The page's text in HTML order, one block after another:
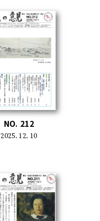
NO. 212
2025. 12. 10